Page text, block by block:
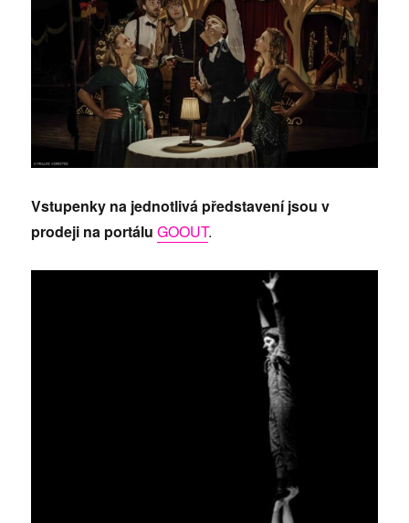
Vstupenky na jednotlivá představení jsou v
prodeji na portálu GOOUT.